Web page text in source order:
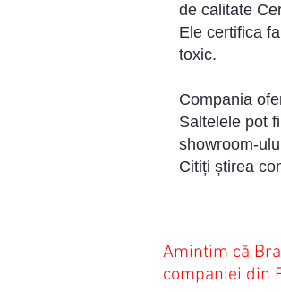
de calitate
Ele certifica
toxic.
Compania
Saltelele pot
showroom-
Citiți știrea
Amintim că
companiei din